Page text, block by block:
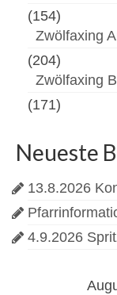
(154)
Zwölfaxing
(204)
Zwölfaxing
(171)
Neueste
13.8.2026
4.9.2026